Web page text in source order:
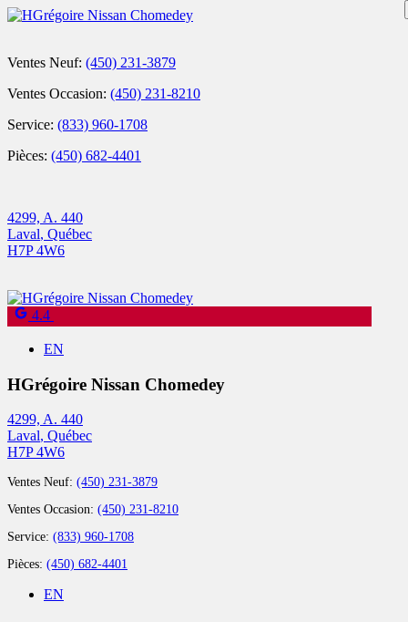
Ventes Neuf: (450) 231-3879
Ventes Occasion: (450) 231-8210
Service: (833) 960-1708
Pièces: (450) 682-4401
4299, A. 440
Laval, Québec
H7P 4W6
4.4
EN
HGrégoire Nissan Chomedey
4299, A. 440
Laval, Québec
H7P 4W6
Ventes Neuf: (450) 231-3879
Ventes Occasion: (450) 231-8210
Service: (833) 960-1708
Pièces: (450) 682-4401
EN